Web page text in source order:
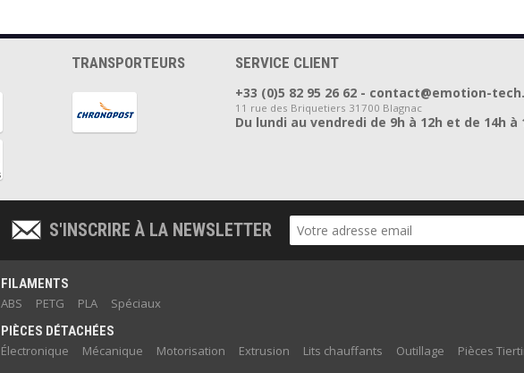
TRANSPORTEURS SERVICE CLIENT
+33 (0)5 82 95 26 62 - contact@emotion-
11 rue des Briquetiers 31700 Blagnac
Du lundi au vendredi de 9h à 12h et de 14h à
S'INSCRIRE À LA NEWSLETTER
FILAMENTS
ABS
PETG PLA
Spéciaux
PIÈCES DÉTACHÉES
Électronique
Mécanique Motorisation Extrusion Lits chauffants Outillage
Pièces